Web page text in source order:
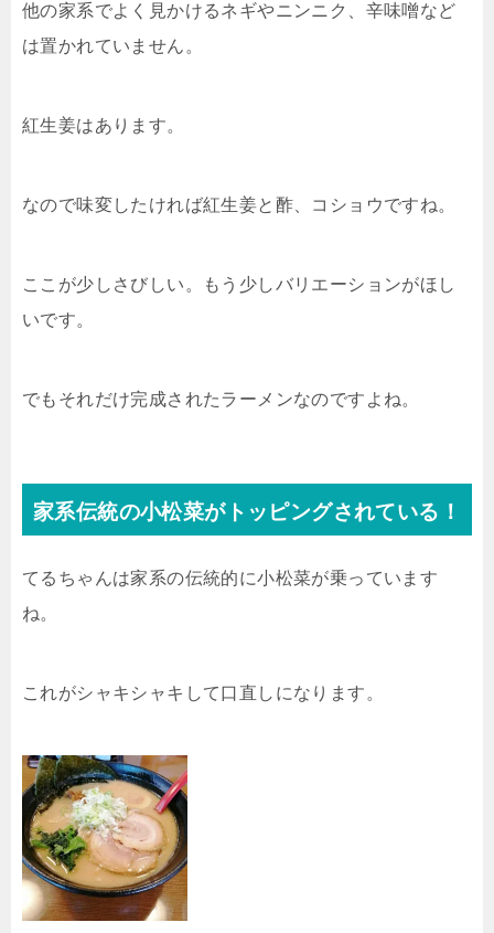
他の家系でよく見かけるネギやニンニク、辛味噌など
は置かれていません。
紅生姜はあります。
なので味変したければ紅生姜と酢、コショウですね。
ここが少しさびしい。もう少しバリエーションがほし
いです。
でもそれだけ完成されたラーメンなのですよね。
家系伝統の小松菜がトッピングされている！
てるちゃんは家系の伝統的に小松菜が乗っています
ね。
これがシャキシャキして口直しになります。